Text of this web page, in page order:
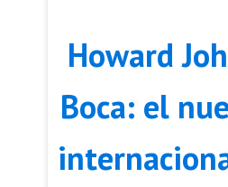
Howard
Boca: el